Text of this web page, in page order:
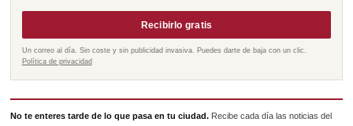
Recibirlo gratis
Un correo al día. Sin coste y sin publicidad invasiva. Puedes darte de baja con un clic.
Política de privacidad
No te enteres tarde de lo que pasa en tu ciudad. Recibe cada día las noticias del